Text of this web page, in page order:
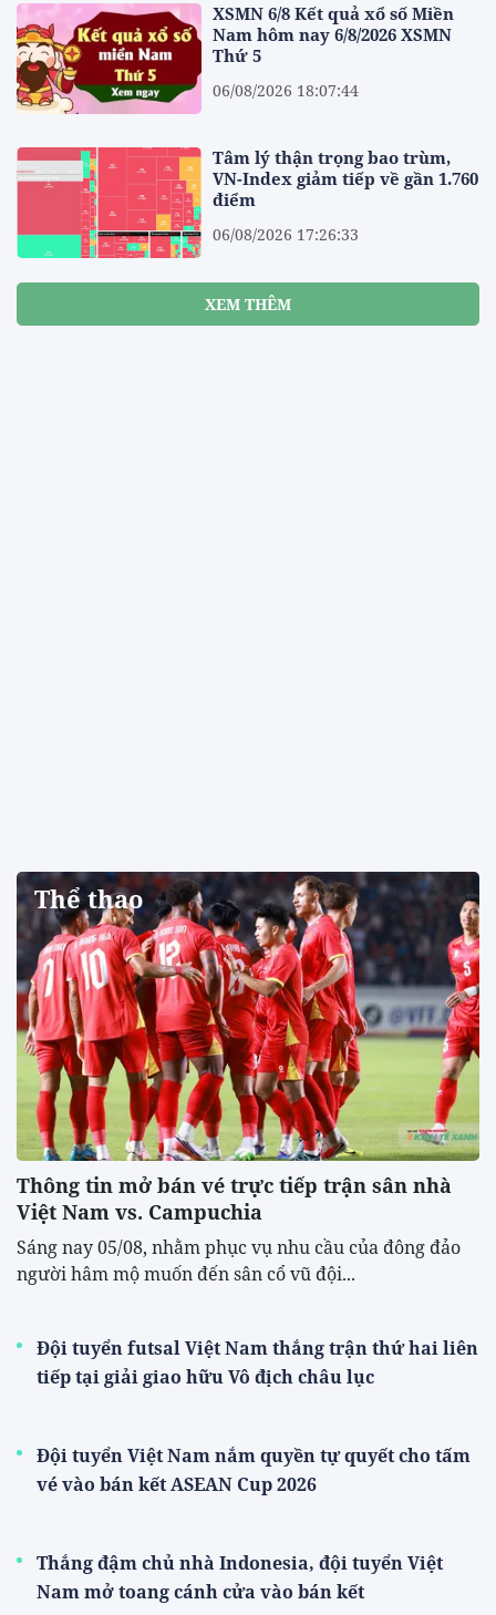
XSMN 6/8 Kết quả xổ số Miền
Nam hôm nay 6/8/2026 XSMN
Thứ 5
06/08/2026 18:07:44
Tâm lý thận trọng bao trùm,
VN-Index giảm tiếp về gần 1.760
điểm
06/08/2026 17:26:33
XEM THÊM
Thể thao
Thông tin mở bán vé trực tiếp trận sân nhà
Việt Nam vs. Campuchia
Sáng nay 05/08, nhằm phục vụ nhu cầu của đông đảo
người hâm mộ muốn đến sân cổ vũ đội...
Đội tuyển futsal Việt Nam thắng trận thứ hai liên
tiếp tại giải giao hữu Vô địch châu lục
Đội tuyển Việt Nam nắm quyền tự quyết cho tấm
vé vào bán kết ASEAN Cup 2026
Thắng đậm chủ nhà Indonesia, đội tuyển Việt
Nam mở toang cánh cửa vào bán kết